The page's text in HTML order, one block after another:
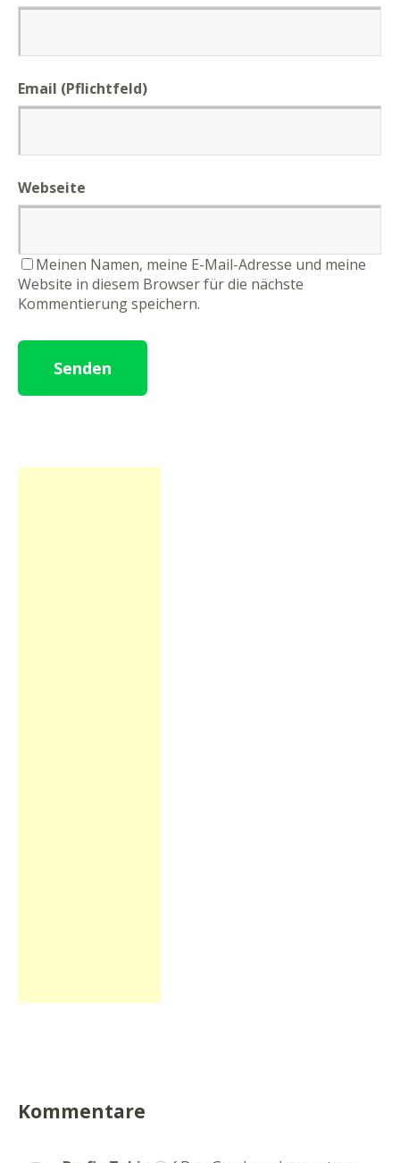
Email (Pflichtfeld)
Webseite
Meinen Namen, meine E-Mail-Adresse und meine
Website in diesem Browser für die nächste
Kommentierung speichern.
Kommentare